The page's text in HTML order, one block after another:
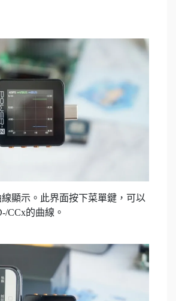
顯示。此界面按下菜單鍵，可以
CCx的曲線。